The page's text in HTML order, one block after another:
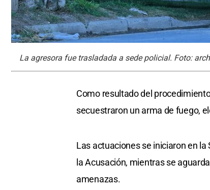
La agresora fue trasladada a sede policial. Foto:
Como resultado del
secuestraron un arma de fuego,
Las actuaciones se iniciaron en
la Acusación, mientras se
amenazas.